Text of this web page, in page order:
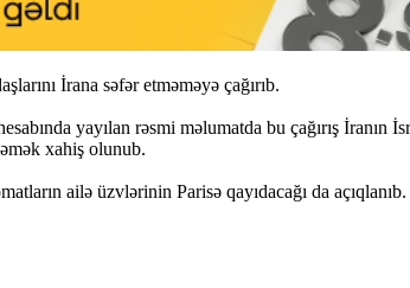
İrana səfər etməməyə çağırıb.
yayılan rəsmi məlumatda bu çağırış
xahiş olunub.
ailə üzvlərinin Parisə qayıdacağı da